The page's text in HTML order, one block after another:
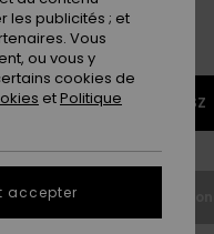
1SZ
les publicités ; et
Vous
ou vous y
cookies de
etPolitique
accepter